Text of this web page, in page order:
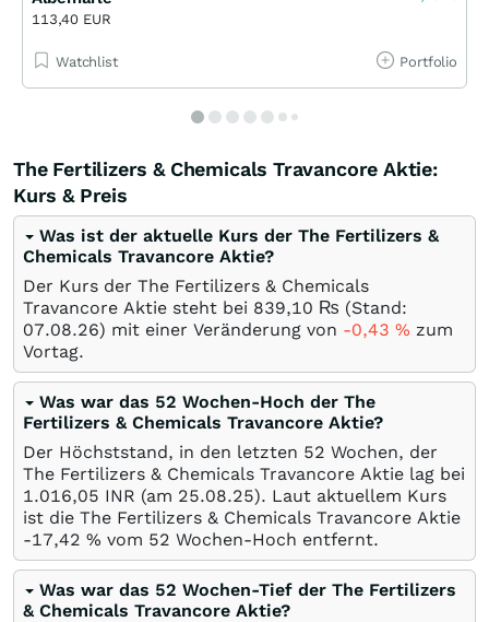
113,40 EUR
Watchlist Portfolio
The Fertilizers & Chemicals Travancore Aktie:
Kurs & Preis
Was ist der aktuelle Kurs der The Fertilizers &
Chemicals Travancore Aktie?
Der Kurs der The Fertilizers & Chemicals
Travancore Aktie steht bei 839,10 ₨ (Stand:
07.08.26) mit einer Veränderung von -0,43 % zum
Vortag.
Was war das 52 Wochen-Hoch der The
Fertilizers & Chemicals Travancore Aktie?
Der Höchststand, in den letzten 52 Wochen, der
The Fertilizers & Chemicals Travancore Aktie lag bei
1.016,05 INR (am 25.08.25). Laut aktuellem Kurs
ist die The Fertilizers & Chemicals Travancore Aktie
-17,42 % vom 52 Wochen-Hoch entfernt.
Was war das 52 Wochen-Tief der The Fertilizers
& Chemicals Travancore Aktie?